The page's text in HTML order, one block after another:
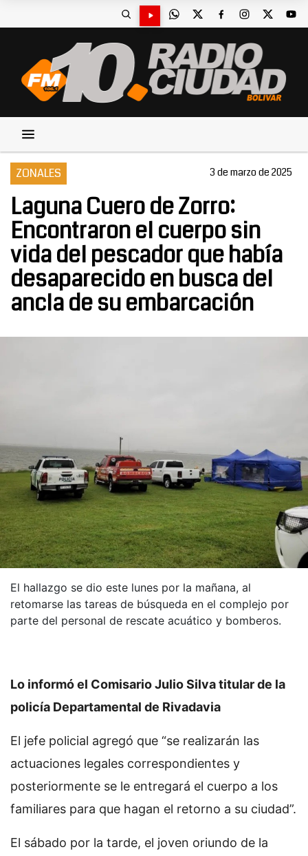
ZONALES 3 de marzo de 2025
Laguna Cuero de Zorro:
Encontraron el cuerpo sin
vida del pescador que había
desaparecido en busca del
ancla de su embarcación
El hallazgo se dio este lunes por la mañana, al
retomarse las tareas de búsqueda en el complejo por
parte del personal de rescate acuático y bomberos.
Lo informó el Comisario Julio Silva titular de la
policía Departamental de Rivadavia
El jefe policial agregó que “se realizarán las
actuaciones legales correspondientes y
posteriormente se le entregará el cuerpo a los
familiares para que hagan el retorno a su ciudad”.
El sábado por la tarde, el joven oriundo de la